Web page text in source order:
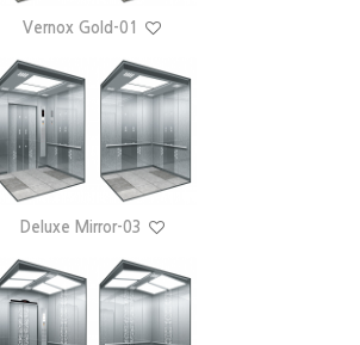
Vernox Gold-01
Deluxe Mirror-03